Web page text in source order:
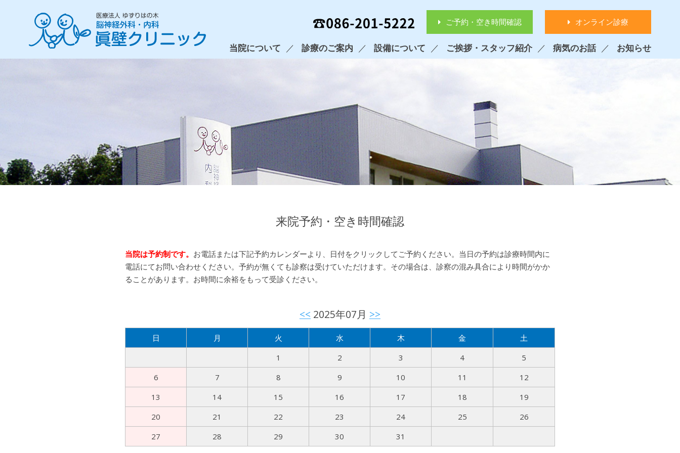
当院について 診療のご案内 設備について ご挨拶・スタッフ紹介 病気のお話 お知らせ
ご予約・空き時間確認 オンライン診療
来院予約・空き時間確認
当院は予約制です。 お電話または下記予約カレンダーより、日付をクリックしてご予約ください。当日の予約は診療時間内に
電話にてお問い合わせください。予約が無くても診察は受けていただけます。その場合は、診察の混み具合により時間がかか
ることがあります。お時間に余裕をもって受診ください。
<< 2025年07月 >>
日 月 火 水 木 金
土
1
2 3 4
5
6
7 8 9 10 11
12
13
14 15 16 17 18
19
20
21 22 23 24 25
26
27
28 29 30 31